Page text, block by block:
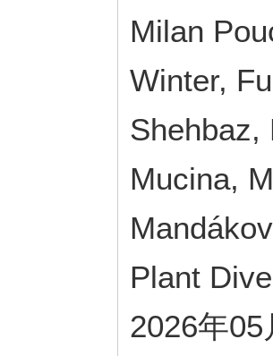
Milan
Winter,
Shehbaz,
Mucina,
Plant
2026年